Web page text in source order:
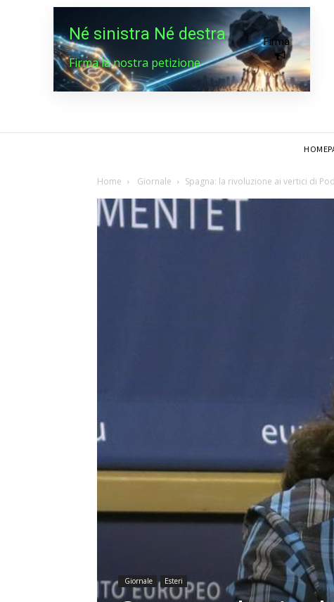
Né sinistra Né destra
Firma la nostra petizione
Firma
Home Giornale Spagna: la rivoluzione ai vertici di
Giornale Esteri